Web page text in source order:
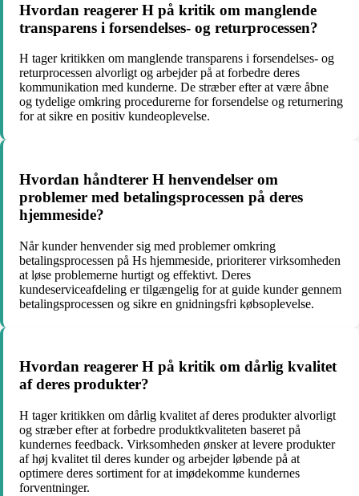
Hvordan reagerer H på kritik om manglende
transparens i forsendelses- og returprocessen?
H tager kritikken om manglende transparens i forsendelses- og
returprocessen alvorligt og arbejder på at forbedre deres
kommunikation med kunderne. De stræber efter at være åbne
og tydelige omkring procedurerne for forsendelse og returnering
for at sikre en positiv kundeoplevelse.
Hvordan håndterer H henvendelser om
problemer med betalingsprocessen på deres
hjemmeside?
Når kunder henvender sig med problemer omkring
betalingsprocessen på Hs hjemmeside, prioriterer virksomheden
at løse problemerne hurtigt og effektivt. Deres
kundeserviceafdeling er tilgængelig for at guide kunder gennem
betalingsprocessen og sikre en gnidningsfri købsoplevelse.
Hvordan reagerer H på kritik om dårlig kvalitet
af deres produkter?
H tager kritikken om dårlig kvalitet af deres produkter alvorligt
og stræber efter at forbedre produktkvaliteten baseret på
kundernes feedback. Virksomheden ønsker at levere produkter
af høj kvalitet til deres kunder og arbejder løbende på at
optimere deres sortiment for at imødekomme kundernes
forventninger.